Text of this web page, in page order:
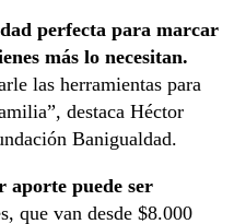
perfecta para marcar
más lo necesitan.
las herramientas para
destaca Héctor
Banigualdad.
aporte puede ser
que van desde $8.000